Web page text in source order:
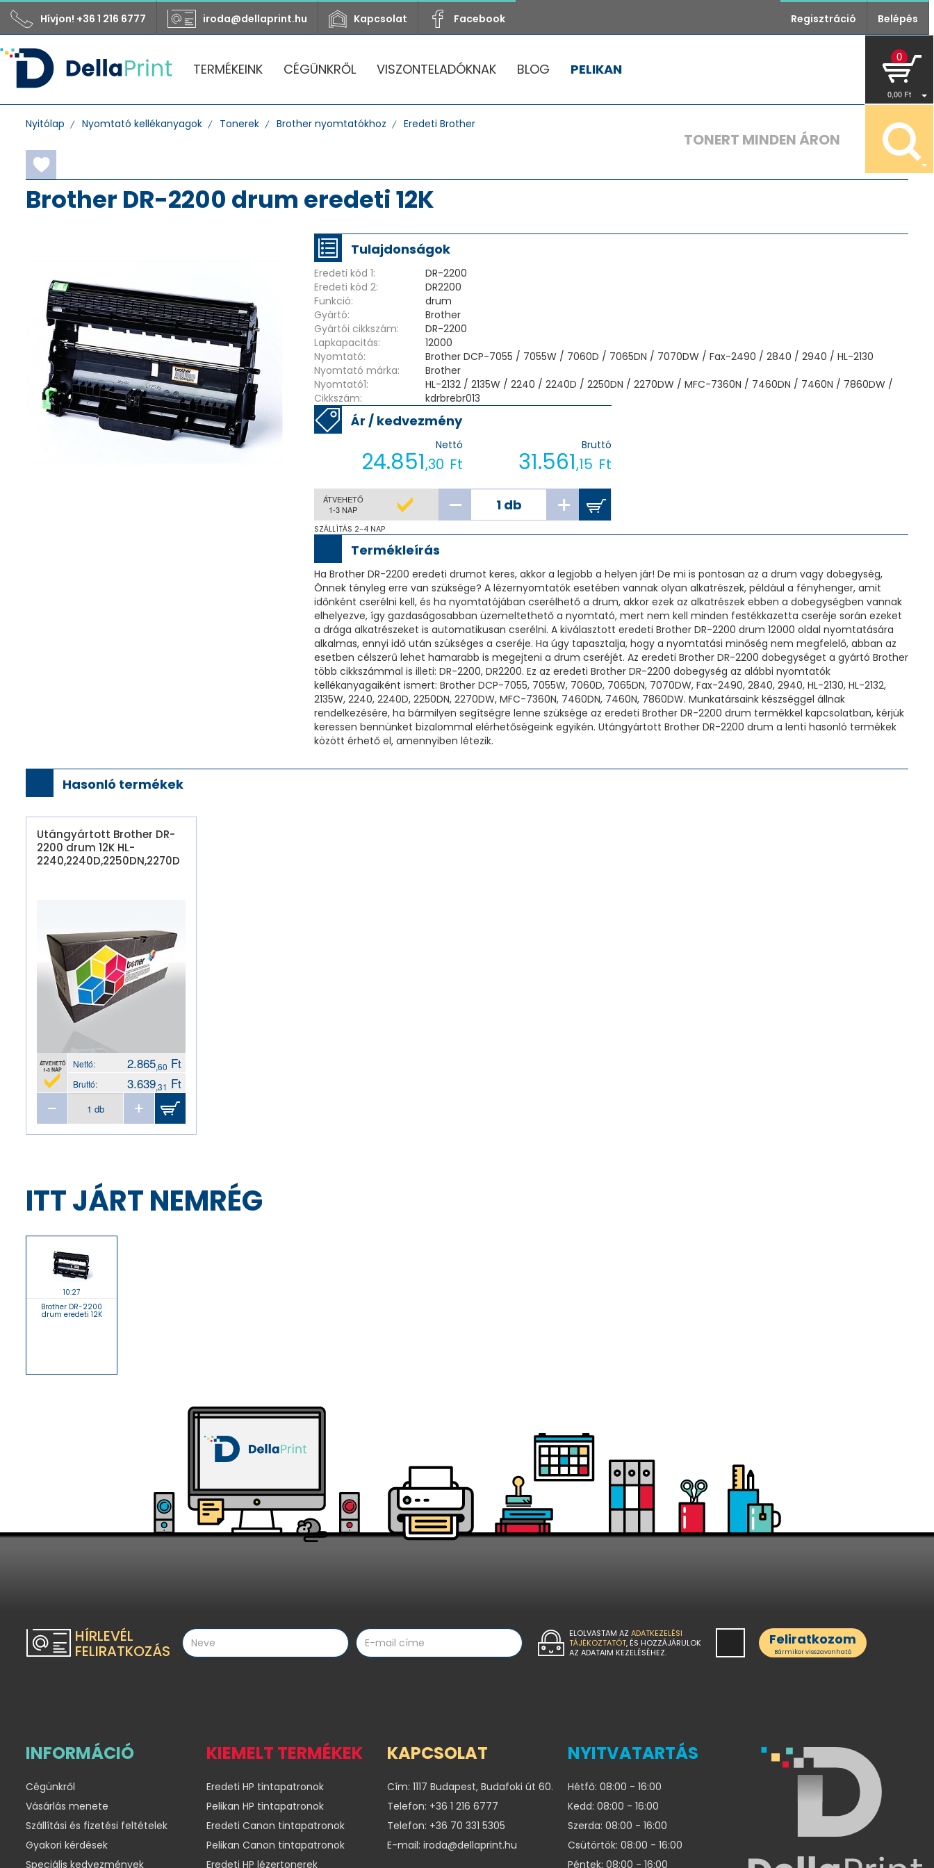
Hívjon! +36 1 216 6777 iroda@dellaprint.hu Kapcsolat Facebook Regisztráció Belépés
TERMÉKEINK CÉGÜNKRŐL VISZONTELADÓKNAK BLOG PELIKAN
0
0,00 Ft
TONERT MINDEN ÁRON
Nyitólap Nyomtató kellékanyagok Tonerek Brother nyomtatókhoz Eredeti Brother
Brother DR-2200 drum eredeti 12K
Tulajdonságok
Eredeti kód 1:
DR-2200
Eredeti kód 2:
DR2200
Funkció:
drum
Gyártó:
Brother
Gyártói cikkszám:
DR-2200
Lapkapacitás:
12000
Nyomtató:
Brother DCP-7055 / 7055W / 7060D / 7065DN / 7070DW / Fax-2490 / 2840 / 2940 / HL-2130
Nyomtató márka:
Brother
Nyomtató1:
HL-2132 / 2135W / 2240 / 2240D / 2250DN / 2270DW / MFC-7360N / 7460DN / 7460N / 7860DW /
Cikkszám:
kdrbrebr013
Ár / kedvezmény
Nettó
24.851,30 Ft
Bruttó
31.561,15 Ft
ÁTVEHETŐ
1-3 NAP
SZÁLLÍTÁS 2-4 NAP
Termékleírás
Ha Brother DR-2200 eredeti drumot keres, akkor a legjobb a helyen jár! De mi is pontosan az a drum vagy dobegység,
Önnek tényleg erre van szüksége? A lézernyomtatók esetében vannak olyan alkatrészek, például a fényhenger, amit
időnként cserélni kell, és ha nyomtatójában cserélhető a drum, akkor ezek az alkatrészek ebben a dobegységben vannak
elhelyezve, így gazdaságosabban üzemeltethető a nyomtató, mert nem kell minden festékkazetta cseréje során ezeket
a drága alkatrészeket is automatikusan cserélni. A kiválasztott eredeti Brother DR-2200 drum 12000 oldal nyomtatására
alkalmas, ennyi idő után szükséges a cseréje. Ha úgy tapasztalja, hogy a nyomtatási minőség nem megfelelő, abban az
esetben célszerű lehet hamarabb is megejteni a drum cseréjét. Az eredeti Brother DR-2200 dobegységet a gyártó Brother
több cikkszámmal is illeti: DR-2200, DR2200. Ez az eredeti Brother DR-2200 dobegység az alábbi nyomtatók
kellékanyagaiként ismert: Brother DCP-7055, 7055W, 7060D, 7065DN, 7070DW, Fax-2490, 2840, 2940, HL-2130, HL-2132,
2135W, 2240, 2240D, 2250DN, 2270DW, MFC-7360N, 7460DN, 7460N, 7860DW. Munkatársaink készséggel állnak
rendelkezésére, ha bármilyen segítségre lenne szüksége az eredeti Brother DR-2200 drum termékkel kapcsolatban, kérjük
keressen bennünket bizalommal elérhetőségeink egyikén. Utángyártott Brother DR-2200 drum a lenti hasonló termékek
között érhető el, amennyiben létezik.
Hasonló termékek
Utángyártott Brother DR-
2200 drum 12K HL-
2240,2240D,2250DN,2270D
ÁTVEHETŐ
1-3 NAP
Nettó: 2.865,60 Ft
Bruttó: 3.639,31 Ft
ITT JÁRT NEMRÉG
10:27
Brother DR-2200
drum eredeti 12K
HÍRLEVÉL
FELIRATKOZÁS
ELOLVASTAM AZ ADATKEZELÉSI
TÁJÉKOZTATÓT, ÉS HOZZÁJÁRULOK
AZ ADATAIM KEZELÉSÉHEZ.
Feliratkozom
Bármikor visszavonható
INFORMÁCIÓ
Cégünkről
Vásárlás menete
Szállítási és fizetési feltételek
Gyakori kérdések
Speciális kedvezmények
KIEMELT TERMÉKEK
Eredeti HP tintapatronok
Pelikan HP tintapatronok
Eredeti Canon tintapatronok
Pelikan Canon tintapatronok
Eredeti HP lézertonerek
KAPCSOLAT
Cím: 1117 Budapest, Budafoki út 60.
Telefon: +36 1 216 6777
Telefon: +36 70 331 5305
E-mail: iroda@dellaprint.hu
NYITVATARTÁS
Hétfő: 08:00 - 16:00
Kedd: 08:00 - 16:00
Szerda: 08:00 - 16:00
Csütörtök: 08:00 - 16:00
Péntek: 08:00 - 16:00